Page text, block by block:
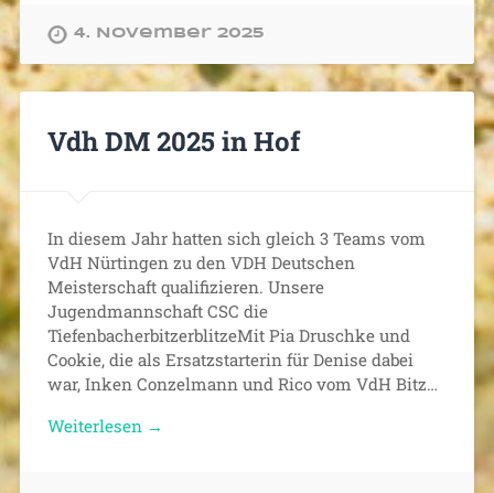
4. November 2025
Vdh DM 2025 in Hof
In diesem Jahr hatten sich gleich 3 Teams vom
VdH Nürtingen zu den VDH Deutschen
Meisterschaft qualifizieren. Unsere
Jugendmannschaft CSC die
TiefenbacherbitzerblitzeMit Pia Druschke und
Cookie, die als Ersatzstarterin für Denise dabei
war, Inken Conzelmann und Rico vom VdH Bitz…
Weiterlesen →